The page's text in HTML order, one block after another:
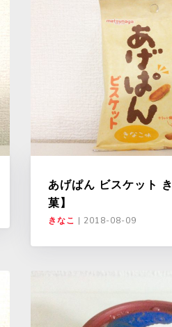
あげぱん ビスケット
菓】
きなこ | 2018-08-09